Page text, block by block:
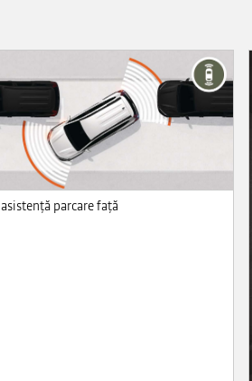
asistenţă parcare faţă